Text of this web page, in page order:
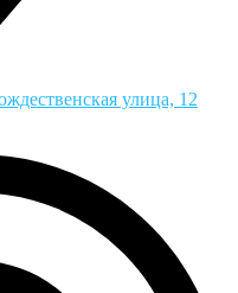
улица, 12